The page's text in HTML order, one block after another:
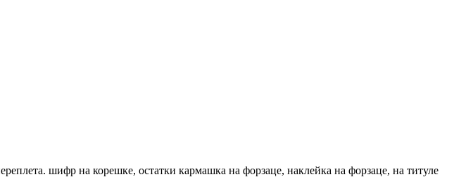
шифр на корешке, остатки кармашка на форзаце, наклейка на форзаце, на титуле